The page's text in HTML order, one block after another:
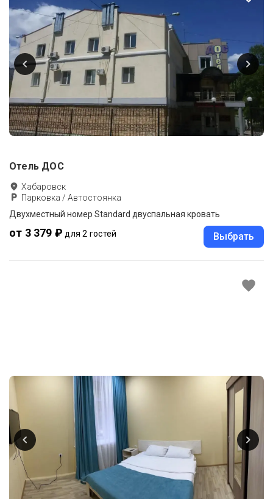
Отель ДОС
Хабаровск
Парковка / Автостоянка
Двухместный номер Standard двуспальная кровать
от 3 379 ₽ для 2 гостей Выбрать